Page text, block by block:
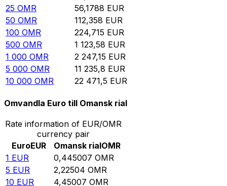
25 OMR 56,1788 EUR
50 OMR 112,358 EUR
100 OMR 224,715 EUR
500 OMR 1 123,58 EUR
1 000 OMR 2 247,15 EUR
5 000 OMR 11 235,8 EUR
10 000 OMR 22 471,5 EUR
Omvandla Euro till Omansk rial
Rate information of EUR/OMR
currency pair
EuroEUR Omansk rialOMR
1 EUR 0,445007 OMR
5 EUR 2,22504 OMR
10 EUR 4,45007 OMR